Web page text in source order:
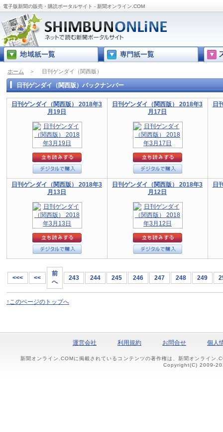
電子版新聞の販売・購読ポータルサイト - 新聞オンライン.COM
ホーム ＞ 日刊ゲンダイ（関西版）
日刊ゲンダイ（関西版）バックナンバー
日刊ゲンダイ（関西版） 2018年3
月19日
日刊ゲンダイ（関西版） 2018年3
月17日
日
日刊ゲンダイ（関西版） 2018年3
月13日
日刊ゲンダイ（関西版） 2018年3
月12日
日
<<< <<
前
へ
243 244 245 246 247 248 249
↑このページのトップへ
運営会社 利用規約 お問合せ 個人
新聞オンライン.COMに掲載されているコンテンツの著作権は、新聞オンライン
Copyright(C) 2009-